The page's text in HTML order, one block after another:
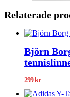
Relaterade
Björn
299kr